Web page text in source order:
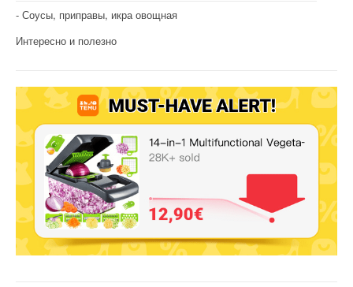
Соусы, приправы, икра овощная
Интересно и полезно